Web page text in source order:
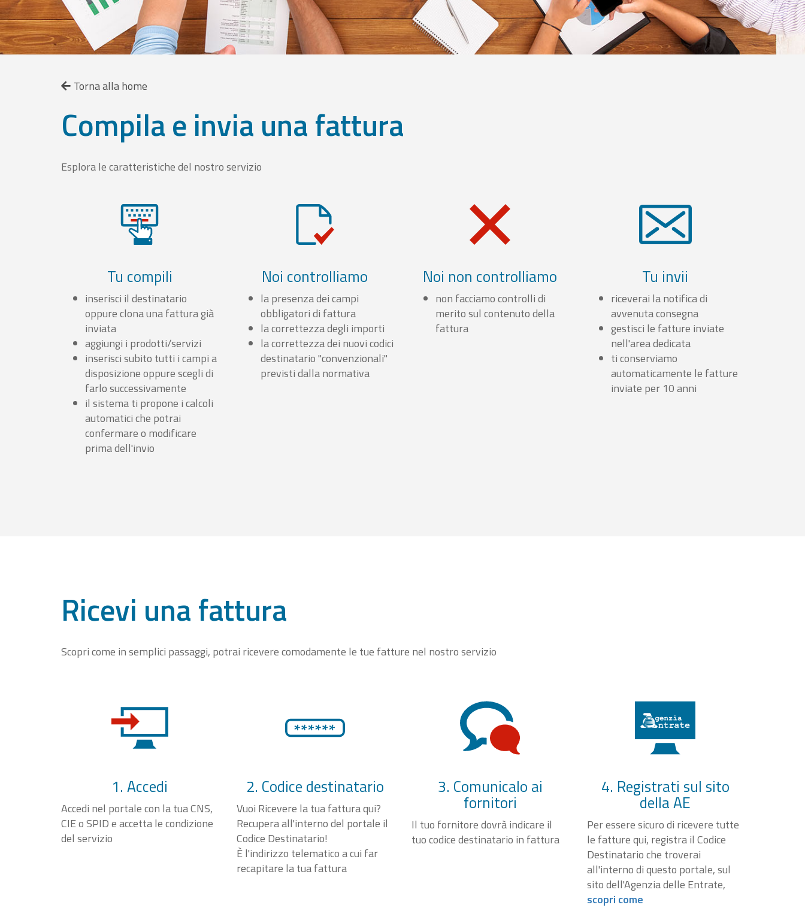
Torna alla home
Compila e invia una fattura
Esplora le caratteristiche del nostro servizio
Tu compili
inserisci il destinatario
oppure clona una fattura già
inviata
aggiungi i prodotti/servizi
inserisci subito tutti i campi a
disposizione oppure scegli di
farlo successivamente
il sistema ti propone i calcoli
automatici che potrai
confermare o modificare
prima dell'invio
Noi controlliamo
la presenza dei campi
obbligatori di fattura
la correttezza degli importi
la correttezza dei nuovi codici
destinatario "convenzionali"
previsti dalla normativa
Noi non controlliamo
non facciamo controlli di
merito sul contenuto della
fattura
Tu invii
riceverai la notifica di
avvenuta consegna
gestisci le fatture inviate
nell'area dedicata
ti conserviamo
automaticamente le fatture
inviate per 10 anni
Ricevi una fattura
Scopri come in semplici passaggi, potrai ricevere comodamente le tue fatture nel nostro servizio
1. Accedi
Accedi nel portale con la tua CNS,
CIE o SPID e accetta le condizione
del servizio
2. Codice destinatario
Vuoi Ricevere la tua fattura qui?
Recupera all'interno del portale il
Codice Destinatario!
È l'indirizzo telematico a cui far
recapitare la tua fattura
3. Comunicalo ai
fornitori
Il tuo fornitore dovrà indicare il
tuo codice destinatario in fattura
4. Registrati sul sito
della AE
Per essere sicuro di ricevere tutte
le fatture qui, registra il Codice
Destinatario che troverai
all'interno di questo portale, sul
sito dell'Agenzia delle Entrate,
scopri come